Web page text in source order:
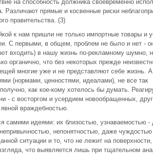
на способность должника своевременно
Различают прямые и косвенные риски
правительства. (3)
к нам пришли не только импортные товары и
С первыми, в общем, проблем не было и нет -
входить) в нашу жизнь по-рекламному шумно,
органично, что без некоторых прежде
многие уже и не представляют себе жизнь.
(нормами, ценностями, идеалами), не все так
как кое-кому хотелось бы думать.
- с восторгом и усердием новообращенных,
враждебностью.
самими идеями: их близостью, узнаваемостью -
непонятностью, даже
ситуации и то, что не лежит на поверхности,
что выявляется лишь при тщательном